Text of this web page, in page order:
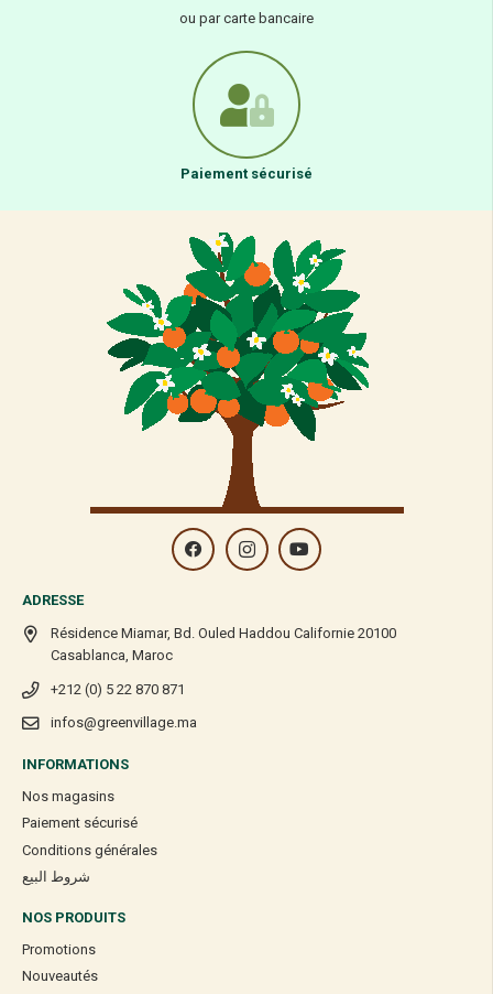
ou par carte bancaire
Paiement sécurisé
ADRESSE
Résidence Miamar, Bd. Ouled Haddou Californie 20100
Casablanca, Maroc
+212 (0) 5 22 870 871
infos@greenvillage.ma
INFORMATIONS
Nos magasins
Paiement sécurisé
Conditions générales
شروط البيع
NOS PRODUITS
Promotions
Nouveautés